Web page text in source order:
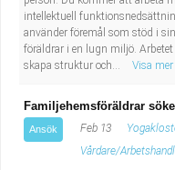
intellektuell
använder föremål som stöd i
föräldrar i en lugn miljö.
skapa struktur och...
Visa mer
Familjehemsföräldrar
Ansök Feb 13
Vårdare/